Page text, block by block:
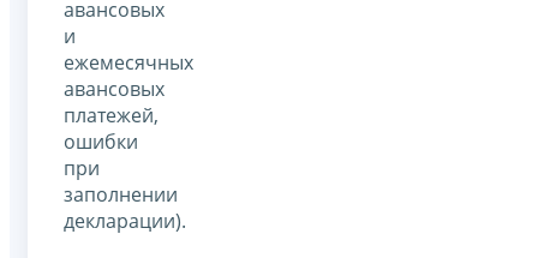
авансовых
и
ежемесячных
авансовых
платежей,
ошибки
при
заполнении
декларации).